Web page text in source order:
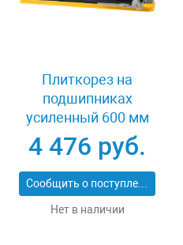
Плиткорез на
подшипниках
усиленный 600 мм
Stayer PROFI 3318-60
4 476 руб.
Сообщить о поступлении
Нет в наличии